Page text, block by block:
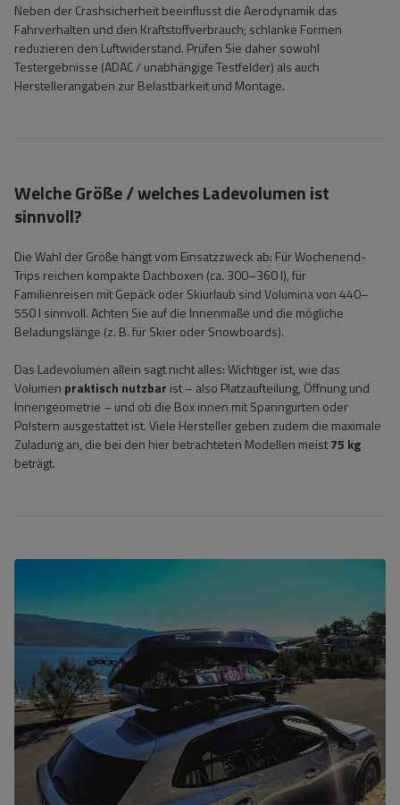
Neben der Crashsicherheit beeinflusst die Aerodynamik das
Fahrverhalten und den Kraftstoffverbrauch; schlanke Formen
reduzieren den Luftwiderstand. Prüfen Sie daher sowohl
Testergebnisse (ADAC / unabhängige Testfelder) als auch
Herstellerangaben zur Belastbarkeit und Montage.
Welche Größe / welches Ladevolumen ist
sinnvoll?
Die Wahl der Größe hängt vom Einsatzzweck ab: Für Wochenend-
Trips reichen kompakte Dachboxen (ca. 300–360 l), für
Familienreisen mit Gepäck oder Skiurlaub sind Volumina von 440–
550 l sinnvoll. Achten Sie auf die Innenmaße und die mögliche
Beladungslänge (z. B. für Skier oder Snowboards).
Das Ladevolumen allein sagt nicht alles: Wichtiger ist, wie das
Volumen praktisch nutzbar ist – also Platzaufteilung, Öffnung und
Innengeometrie – und ob die Box innen mit Spanngurten oder
Polstern ausgestattet ist. Viele Hersteller geben zudem die maximale
Zuladung an, die bei den hier betrachteten Modellen meist75 kg
beträgt.